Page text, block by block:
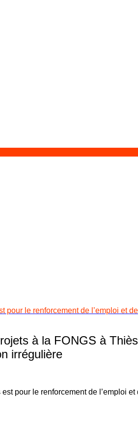
le renforcement de l’emploi et
à la FONGS à
irrégulière